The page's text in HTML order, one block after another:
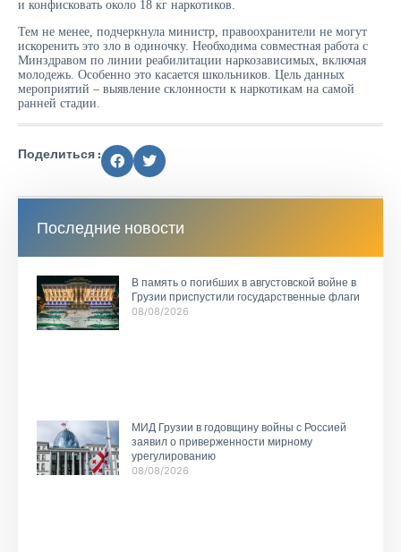
и конфисковать около 18 кг наркотиков.
Тем не менее, подчеркнула министр, правоохранители не могут
искоренить это зло в одиночку. Необходима совместная работа с
Минздравом по линии реабилитации наркозависимых, включая
молодежь. Особенно это касается школьников. Цель данных
мероприятий – выявление склонности к наркотикам на самой
ранней стадии.
Поделиться :
Последние новости
В память о погибших в августовской войне в
Грузии приспустили государственные флаги
08/08/2026
МИД Грузии в годовщину войны с Россией
заявил о приверженности мирному
урегулированию
08/08/2026